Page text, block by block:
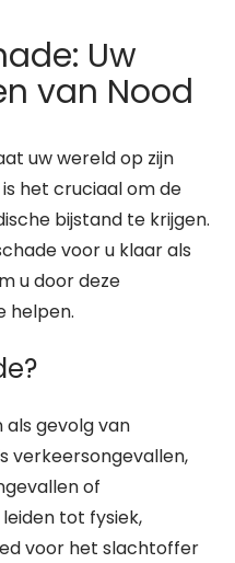
Uw
van Nood
uw wereld op zijn
het cruciaal om de
bijstand te krijgen.
voor u klaar als
u door deze
helpen.
gevolg van
verkeersongevallen,
of
tot fysiek,
voor het slachtoffer